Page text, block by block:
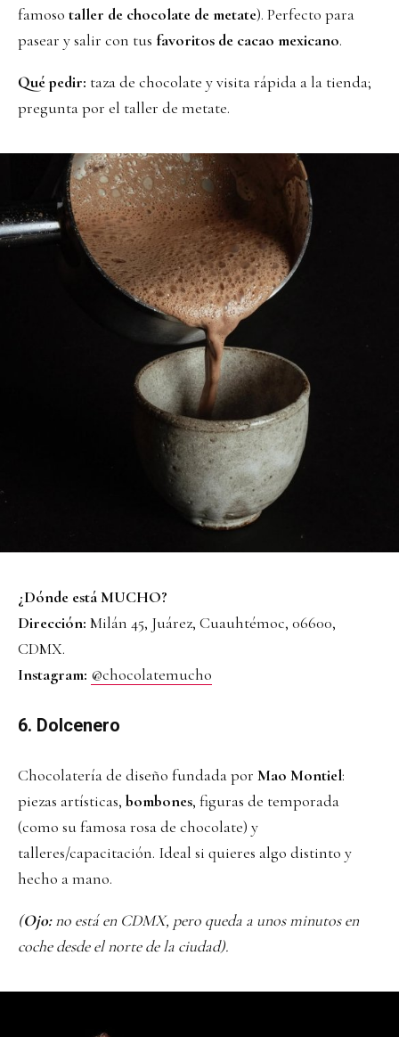
famoso taller de chocolate de metate). Perfecto para
pasear y salir con tus favoritos de cacao mexicano.
Qué pedir: taza de chocolate y visita rápida a la tienda;
pregunta por el taller de metate.
¿Dónde está MUCHO?
Dirección: Milán 45, Juárez, Cuauhtémoc, 06600,
CDMX.
Instagram: @chocolatemucho
6. Dolcenero
Chocolatería de diseño fundada por Mao Montiel:
piezas artísticas, bombones, figuras de temporada
(como su famosa rosa de chocolate) y
talleres/capacitación. Ideal si quieres algo distinto y
hecho a mano.
(Ojo:no está en CDMX, pero queda a unos minutos en
coche desde el norte de la ciudad).